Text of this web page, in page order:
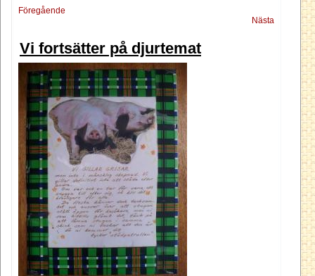
Föregående
Nästa
Vi fortsätter på djurtemat